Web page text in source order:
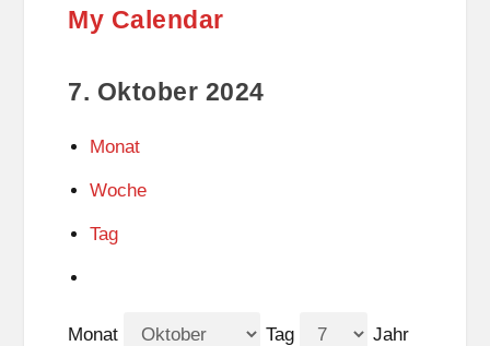
My Calendar
7. Oktober 2024
Monat
Woche
Tag
Monat Tag Jahr